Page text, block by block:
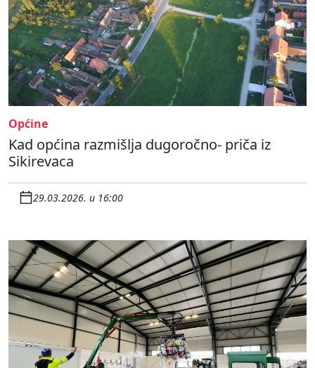
Općine
Kad općina razmišlja dugoročno- priča iz
Sikirevaca
29.03.2026. u 16:00